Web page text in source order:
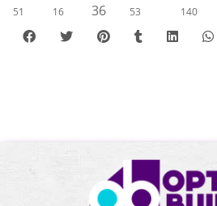
51
16 36 53 140